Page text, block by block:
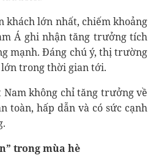
khách lớn nhất, chiếm khoảng
Á ghi nhận tăng trưởng tích
mạnh. Đáng chú ý, thị trường
trong thời gian tới.
không chỉ tăng trưởng về
toàn, hấp dẫn và có sức cạnh
trong mùa hè